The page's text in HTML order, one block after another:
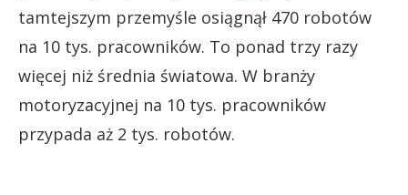
tamtejszym przemyśle osiągnął 470 robotów
na 10 tys. pracowników. To ponad trzy razy
więcej niż średnia światowa. W branży
motoryzacyjnej na 10 tys. pracowników
przypada aż 2 tys. robotów.